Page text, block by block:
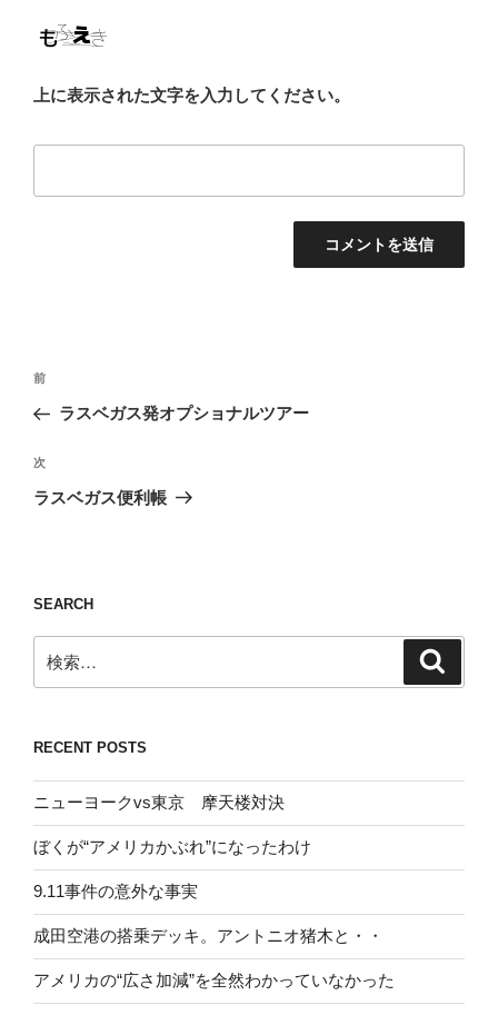
上に表示された文字を入力してください。
投
ナ
ビ
ゲ
ン
前
の
稿
前
ラスベガス発オプショナルツアー
次
の
次
ラスベガス便利帳
SEARCH
索:
RECENT POSTS
ニューヨークvs東京 摩天楼対決
ぼくが“アメリカかぶれ”になったわけ
9.11事件の意外な事実
成田空港の搭乗デッキ。アントニオ猪木と・・
アメリカの“広さ加減”を全然わかっていなかった